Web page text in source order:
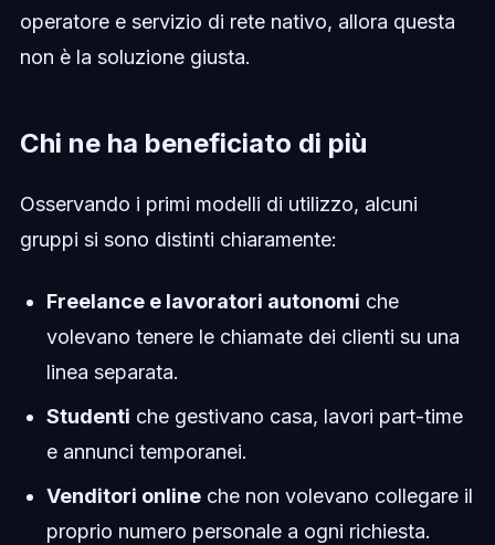
operatore e servizio di rete nativo, allora questa
non è la soluzione giusta.
Chi ne ha beneficiato di più
Osservando i primi modelli di utilizzo, alcuni
gruppi si sono distinti chiaramente:
Freelance e lavoratori autonomi che
volevano tenere le chiamate dei clienti su una
linea separata.
Studenti che gestivano casa, lavori part-time
e annunci temporanei.
Venditori onlineche non volevano collegare il
proprio numero personale a ogni richiesta.